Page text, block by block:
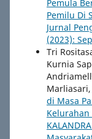
Pemula
Pemilu Di
Jurnal
(2023):
Tri
Kurnia
Marliasari,
di Masa
Kelurahan